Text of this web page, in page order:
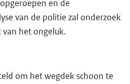
en de
van de politie zal onderzoek
het ongeluk.
om het wegdek schoon te